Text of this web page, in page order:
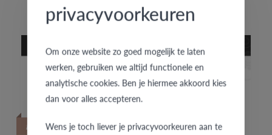
(WC00). Elles peuvent toutes se combiner entre elles.
10/08/2017
privacyvoorkeuren
Om onze website zo goed mogelijk te laten
werken, gebruiken we altijd functionele en
analytische cookies. Ben je hiermee akkoord kies
dan voor alles accepteren.
Wens je toch liever je privacyvoorkeuren aan te